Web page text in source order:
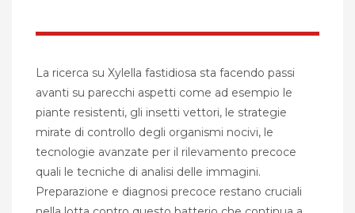
La ricerca su Xylella fastidiosa sta facendo passi
avanti su parecchi aspetti come ad esempio le
piante resistenti, gli insetti vettori, le strategie
mirate di controllo degli organismi nocivi, le
tecnologie avanzate per il rilevamento precoce
quali le tecniche di analisi delle immagini.
Preparazione e diagnosi precoce restano cruciali